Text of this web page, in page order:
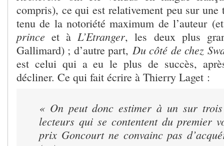
compris), ce qui est relativement peu sur une
tenu de la notoriété maximum de l’auteur
princeet àL’Etranger, les deux plus
Gallimard) ; d’autre part, Du côté de chez
est celui qui a eu le plus de succès,
décliner. Ce qui fait écrire à Thierry Laget :
« On peut donc estimer à un sur
lecteurs qui se contentent du premier
prix Goncourt ne convainc pas